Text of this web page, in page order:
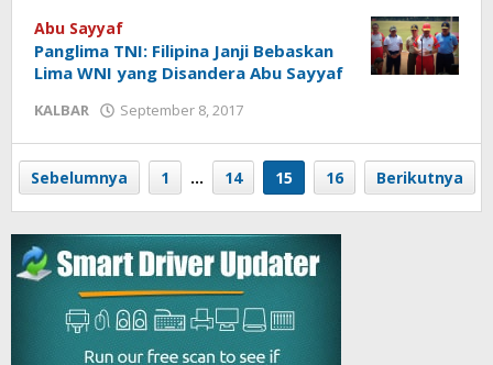
Abu Sayyaf
Panglima TNI: Filipina Janji Bebaskan
Lima WNI yang Disandera Abu Sayyaf
KALBAR September 8, 2017
Sebelumnya 1 … 14 15 16 Berikutnya